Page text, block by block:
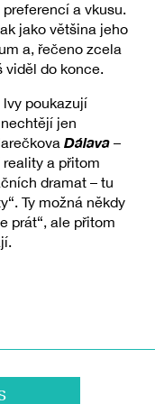
a vkusu.
jako většina jeho
a, řečeno zcela
viděl do konce.
poukazují
jen
Dálava –
a přitom
dramat – tu
Ty možná někdy
prát“, ale přitom